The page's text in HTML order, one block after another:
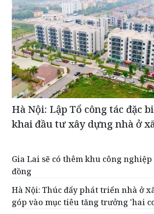
Hà Nội: Lập Tổ công tác đặc
khai đầu tư xây dựng nhà ở
Gia Lai sẽ có thêm khu công nghiệp
đồng
Hà Nội: Thúc đẩy phát triển nhà ở
góp vào mục tiêu tăng trưởng 'hai